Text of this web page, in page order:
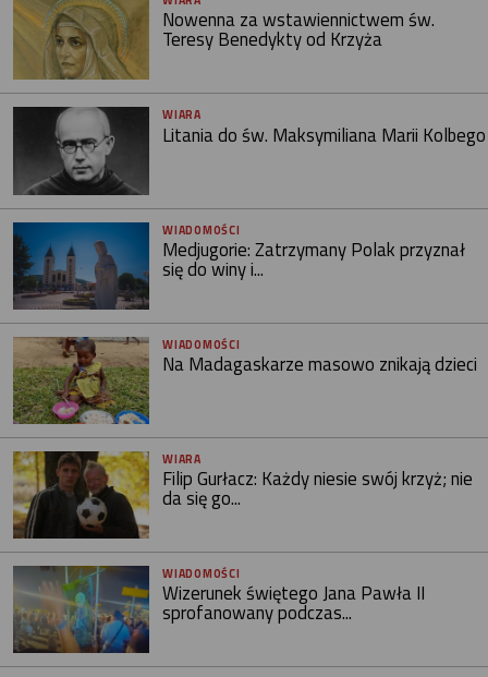
Nowenna za wstawiennictwem św.
Teresy Benedykty od Krzyża
WIARA
Litania do św. Maksymiliana Marii Kolbego
WIADOMOŚCI
Medjugorie: Zatrzymany Polak przyznał
się do winy i...
WIADOMOŚCI
Na Madagaskarze masowo znikają dzieci
WIARA
Filip Gurłacz: Każdy niesie swój krzyż; nie
da się go...
WIADOMOŚCI
Wizerunek świętego Jana Pawła II
sprofanowany podczas...